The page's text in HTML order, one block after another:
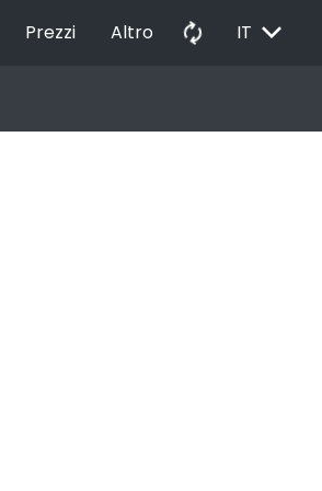
Prezzi Altro autorenew IT EXPAND_MORE